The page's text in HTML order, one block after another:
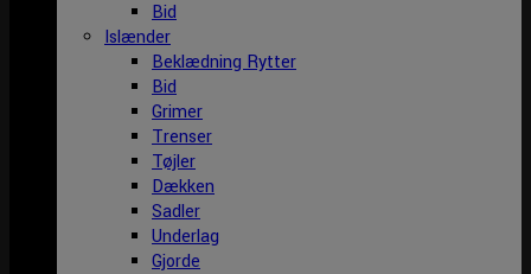
Bid
Islænder
Beklædning Rytter
Bid
Grimer
Trenser
Tøjler
Dækken
Sadler
Underlag
Gjorde